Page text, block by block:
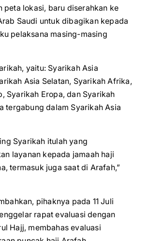
peta lokasi, baru diserahkan ke
Saudi untuk dibagikan kepada
pelaksana masing-masing
yaitu: Syarikah Asia
Asia Selatan, Syarikah Afrika,
Syarikah Eropa, dan Syarikah
tergabung dalam Syarikah Asia
Syarikah itulah yang
layanan kepada jamaah haji
termasuk juga saat di Arafah,”
pihaknya pada 11 Juli
rapat evaluasi dengan
Hajj, membahas evaluasi